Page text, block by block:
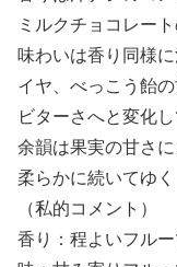
ミルクチョコレー
味わいは香り同様
イヤ、べっこう飴
ビターさへと変化し
余韻は果実の甘さ
柔らかに続いてゆく
（私的コメント）
香り：程よいフル